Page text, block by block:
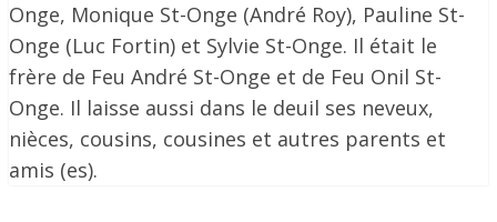
Onge, Monique St-Onge (André Roy), Pauline St-
Onge (Luc Fortin) et Sylvie St-Onge. Il était le
frère de Feu André St-Onge et de Feu Onil St-
Onge. Il laisse aussi dans le deuil ses neveux,
nièces, cousins, cousines et autres parents et
amis (es).